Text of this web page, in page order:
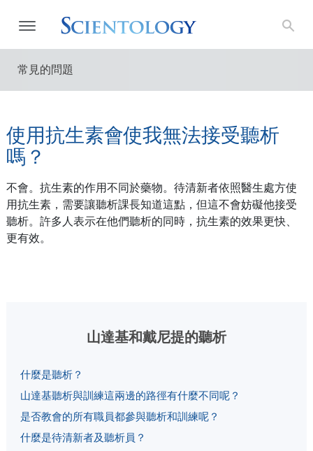
常見的問題
使用抗生素會使我無法接受聽析
嗎？
不會。抗生素的作用不同於藥物。待清新者依照醫生處方使
用抗生素，需要讓聽析課長知道這點，但這不會妨礙他接受
聽析。許多人表示在他們聽析的同時，抗生素的效果更快、
更有效。
山達基和戴尼提的聽析
什麼是聽析？
山達基聽析與訓練這兩邊的路徑有什麼不同呢？
是否教會的所有職員都參與聽析和訓練呢？
什麼是待清新者及聽析員？